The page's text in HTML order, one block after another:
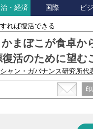
・経済 国際 ビ
れば復活できる
かまぼこが食卓
復活のために望む
シャン・ガバナンス研究所